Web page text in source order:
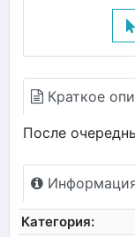
Краткое
После
Категория: